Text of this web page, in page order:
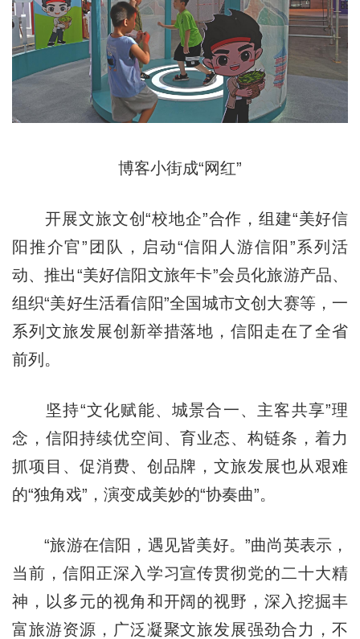
博客小街成“网红”
开展文旅文创“校地企”合作，组建“美好信
阳推介官”团队，启动“信阳人游信阳”系列活
动、推出“美好信阳文旅年卡”会员化旅游产品、
组织“美好生活看信阳”全国城市文创大赛等，一
系列文旅发展创新举措落地，信阳走在了全省
前列。
坚持“文化赋能、城景合一、主客共享”理
念，信阳持续优空间、育业态、构链条，着力
抓项目、促消费、创品牌，文旅发展也从艰难
的“独角戏”，演变成美妙的“协奏曲”。
“旅游在信阳，遇见皆美好。”曲尚英表示，
当前，信阳正深入学习宣传贯彻党的二十大精
神，以多元的视角和开阔的视野，深入挖掘丰
富旅游资源，广泛凝聚文旅发展强劲合力，不